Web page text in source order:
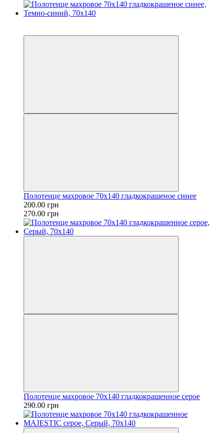
Полотенце махровое 70х140 гладкокрашеное синее
200.00 грн
270.00 грн
Полотенце махровое 70х140 гладкокрашенное серое
290.00 грн